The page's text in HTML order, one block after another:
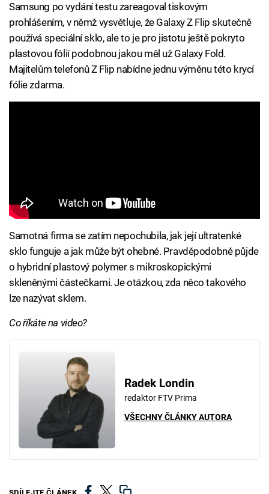
Samsung po vydání testu zareagoval tiskovým
prohlášením, v němž vysvětluje, že Galaxy Z Flip skutečně
používá speciální sklo, ale to je pro jistotu ještě pokryto
plastovou fólií podobnou jakou měl už Galaxy Fold.
Majitelům telefonů Z Flip nabídne jednu výměnu této krycí
fólie zdarma.
Samotná firma se zatím nepochubila, jak její ultratenké
sklo funguje a jak může být ohebné. Pravděpodobně půjde
o hybridní plastový polymer s mikroskopickými
skleněnými částečkami. Je otázkou, zda něco takového
lze nazývat sklem.
Co říkáte na video?
Radek Londin
redaktor FTV Prima
VŠECHNY ČLÁNKY AUTORA